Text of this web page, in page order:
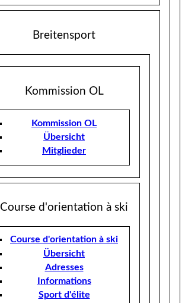
Breitensport
Kommission OL
Kommission OL
Übersicht
Mitglieder
Course d'orientation à ski
Course d'orientation à ski
Übersicht
Adresses
Informations
Sport d'élite